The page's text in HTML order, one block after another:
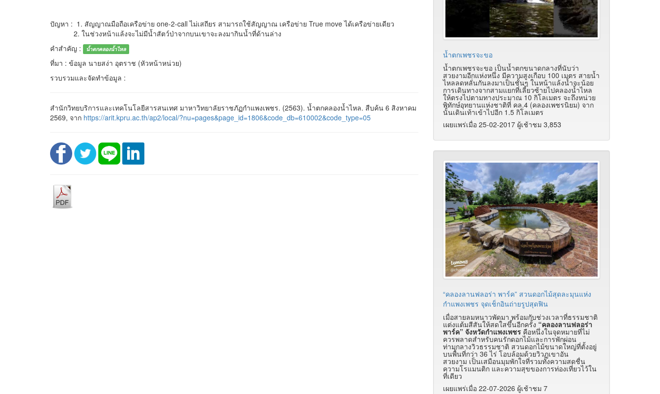
ปัญหา : 1. สัญญาณมือถือเครือข่าย one-2-call ไม่เสถียร สามารถใช้สัญญาณ เครือข่าย True move ได้เครือข่ายเดียว
2. ในช่วงหน้าแล้งจะไม่มีน้ำสัตว์ป่าจากบนเขาจะลงมากินน้ำที่ด้านล่าง
คำสำคัญ :
น้ำตกคลองน้ำไหล
ที่มา : ข้อมูล นายสง่า อุตราช (หัวหน้าหน่วย)
รวบรวมและจัดทำข้อมูล :
สำนักวิทยบริการและเทคโนโลยีสารสนเทศ มาหาวิทยาลัยราชภัฏกำแพงเพชร. (2563). น้ำตกคลองน้ำไหล. สืบค้น 6 สิงหาคม
2569, จาก https://arit.kpru.ac.th/ap2/local/?nu=pages&page_id=1806&code_db=610002&code_type=05
น้ำตกเพชรจะขอ
น้ำตกเพชรจะขอ เป็นน้ำตกขนาดกลางที่นับว่า
สวยงามอีกแห่งหนึ่ง มีความสูงเกือบ 100 เมตร สายน้ำ
ไหลลดหลั่นกันลงมาเป็นชั้นๆ ในหน้าแล้งน้ำจะน้อย
การเดินทางจากสามแยกที่เลี้ยวซ้ายไปคลองน้ำไหล
ให้ตรงไปตามทางประมาณ 10 กิโลเมตร จะถึงหน่วย
พิทักษ์อุทยานแห่งชาติที่ คล.4 (คลองเพชรนิยม) จาก
นั้นเดินเท้าเข้าไปอีก 1.5 กิโลเมตร
เผยแพร่เมื่อ 25-02-2017 ผู้เช้าชม 3,853
“คลองลานฟลอร่า พาร์ค” สวนดอกไม้สุดละมุนแห่ง
กำแพงเพชร จุดเช็กอินถ่ายรูปสุดฟิน
เมื่อสายลมหนาวพัดมา พร้อมกับช่วงเวลาที่ธรรมชาติ
แต่งแต้มสีสันให้สดใสขึ้นอีกครั้ง “คลองลานฟลอร่า
พาร์ค” จังหวัดกำแพงเพชร คือหนึ่งในจุดหมายที่ไม่
ควรพลาดสำหรับคนรักดอกไม้และการพักผ่อน
ท่ามกลางวิวธรรมชาติ สวนดอกไม้ขนาดใหญ่ที่ตั้งอยู่
บนพื้นที่กว่า 36 ไร่ โอบล้อมด้วยวิวภูเขาอัน
สวยงาม เป็นเสมือนมุมพักใจที่รวมทั้งความสดชื่น
ความโรแมนติก และความสุขของการท่องเที่ยวไว้ใน
ที่เดียว
เผยแพร่เมื่อ 22-07-2026 ผู้เช้าชม 7